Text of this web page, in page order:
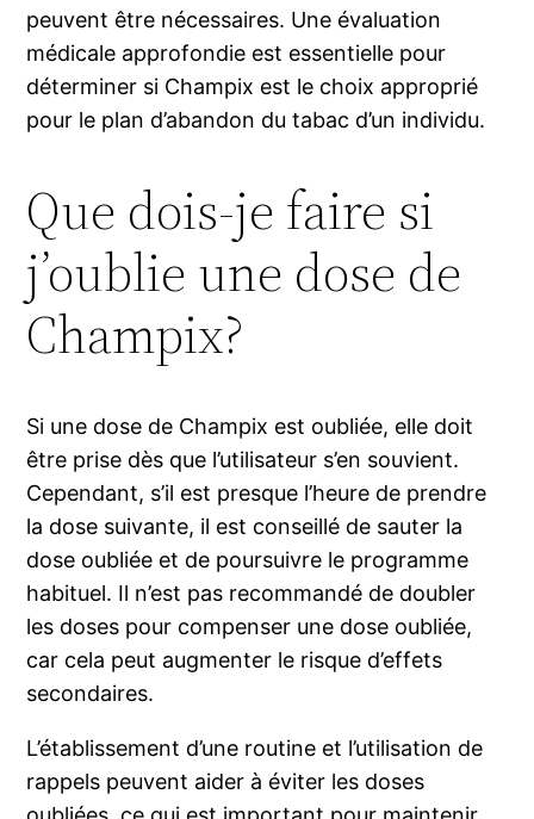
peuvent être nécessaires. Une évaluation
médicale approfondie est essentielle pour
déterminer si Champix est le choix approprié
pour le plan d’abandon du tabac d’un individu.
Que dois-je faire si
j’oublie une dose de
Champix?
Si une dose de Champix est oubliée, elle doit
être prise dès que l’utilisateur s’en souvient.
Cependant, s’il est presque l’heure de prendre
la dose suivante, il est conseillé de sauter la
dose oubliée et de poursuivre le programme
habituel. Il n’est pas recommandé de doubler
les doses pour compenser une dose oubliée,
car cela peut augmenter le risque d’effets
secondaires.
L’établissement d’une routine et l’utilisation de
rappels peuvent aider à éviter les doses